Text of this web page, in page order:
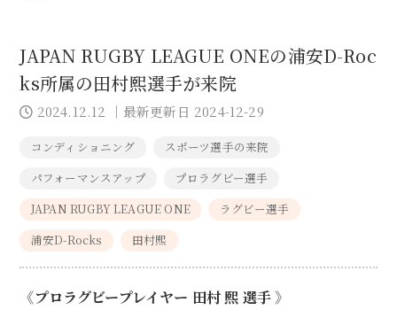
JAPAN RUGBY LEAGUE ONEの浦安D-Roc
ks所属の田村熙選手が来院
2024.12.12 ｜最新更新日 2024-12-29
コンディショニング
スポーツ選手の来院
パフォーマンスアップ
プロラグビー選手
JAPAN RUGBY LEAGUE ONE
ラグビー選手
浦安D-Rocks
田村熙
《プロラグビープレイヤー 田村 熙 選手 》